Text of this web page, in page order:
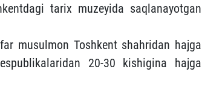
tarix muzeyida saqlanayotgan
musulmon Toshkent shahridan hajga
20-30 kishigina hajga